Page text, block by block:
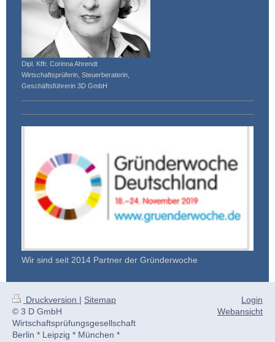
Dipl. Kffr. Corinna Ahrendt
Wirtschaftsprüferin, Steuerberaterin,
Geschäftsführerin 3D GmbH
Wir sind seit 2014 Partner der Gründerwoche
Druckversion | Sitemap
© 3 D GmbH
Wirtschaftsprüfungsgesellschaft
Berlin * Leipzig * München *
Login
Webansicht